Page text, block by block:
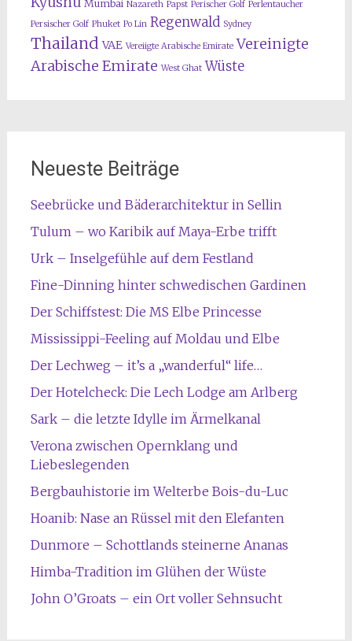
Mumbai Nazareth Papst Perischer Golf Perlentaucher
Persischer Golf Phuket Po Lin Regenwald Sydney
Thailand VAE Vereiigte Arabische Emirate Vereinigte
Arabische Emirate West Ghat Wüste
Neueste Beiträge
Seebrücke und Bäderarchitektur in Sellin
Tulum – wo Karibik auf Maya-Erbe trifft
Urk – Inselgefühle auf dem Festland
Fine-Dinning hinter schwedischen Gardinen
Der Schiffstest: Die MS Elbe Princesse
Mississippi-Feeling auf Moldau und Elbe
Der Lechweg – it’s a „wanderful“ life…
Der Hotelcheck: Die Lech Lodge am Arlberg
Sark – die letzte Idylle im Ärmelkanal
Verona zwischen Opernklang und
Liebeslegenden
Bergbauhistorie im Welterbe Bois-du-Luc
Hoanib: Nase an Rüssel mit den Elefanten
Dunmore – Schottlands steinerne Ananas
Himba-Tradition im Glühen der Wüste
John O’Groats – ein Ort voller Sehnsucht